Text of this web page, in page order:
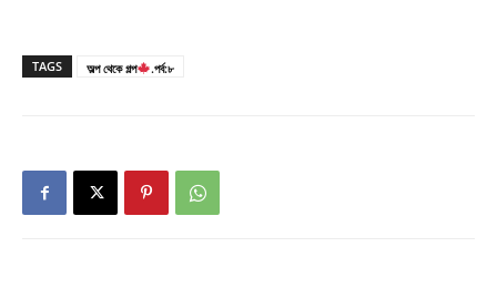
TAGS অল্প থেকে গল্প .পর্ব:৮